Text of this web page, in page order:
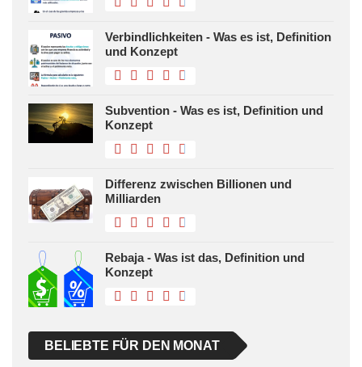
Verbindlichkeiten - Was es ist, Definition
und Konzept
Subvention - Was es ist, Definition und
Konzept
Differenz zwischen Billionen und
Milliarden
Rebaja - Was ist das, Definition und
Konzept
BELIEBTE FÜR DEN MONAT